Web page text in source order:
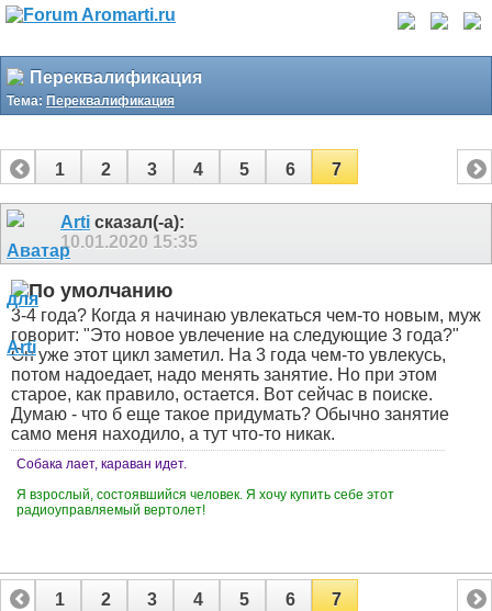
Переквалификация
Тема: Переквалификация
1 2 3 4 5 6 7
Arti сказал(-а):
10.01.2020 15:35
3-4 года? Когда я начинаю увлекаться чем-то новым, муж
говорит: "Это новое увлечение на следующие 3 года?"
Он уже этот цикл заметил. На 3 года чем-то увлекусь,
потом надоедает, надо менять занятие. Но при этом
старое, как правило, остается. Вот сейчас в поиске.
Думаю - что б еще такое придумать? Обычно занятие
само меня находило, а тут что-то никак.
Собака лает, караван идет.
Я взрослый, состоявшийся человек. Я хочу купить себе этот
радиоуправляемый вертолет!
1 2 3 4 5 6 7